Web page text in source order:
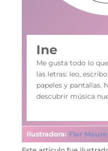
Ine
Me gusta todo lo
las letras: leo,
papeles y pantallas.
descubrir música
Ilustradora: Flor Maure